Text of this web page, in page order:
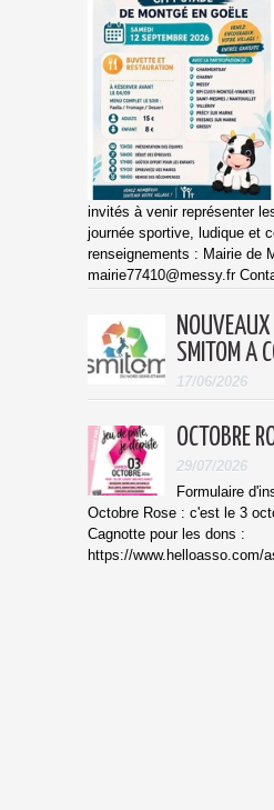
invités à venir représenter
journée sportive, ludique et
renseignements : Mairie de
mairie77410@messy.fr
NOUVEAUX
SMITOM A
17/06/2026
OCTOBRE
29/07/2026
Formulaire
Octobre Rose : c'est le 3
Cagnotte pour les dons :
https://www.helloasso.com/